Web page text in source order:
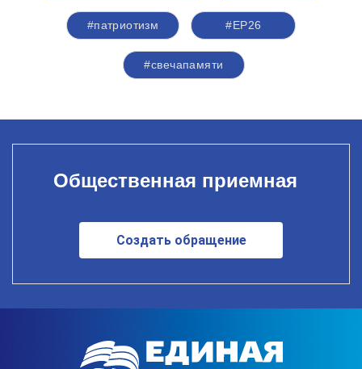
#патриотизм #ЕР26
#свечапамяти
Общественная приемная
Создать обращение